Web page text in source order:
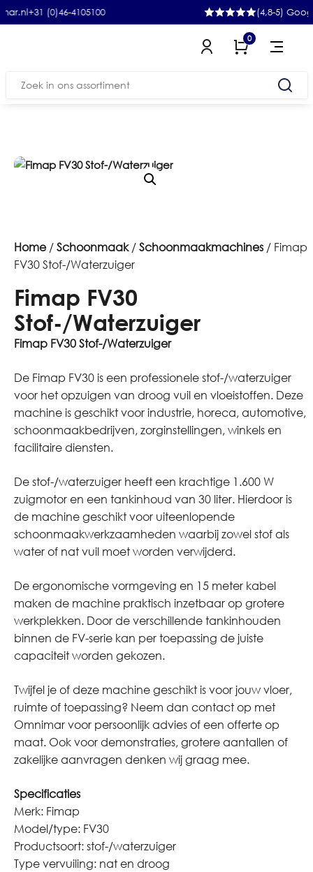
(0)46-4105100 (4,8-5) Google
0
Zoeken
Home/Schoonmaak/Schoonmaakmachines / Fimap
FV30 Stof-/Waterzuiger
Fimap FV30
Stof-/Waterzuiger
Fimap FV30 Stof-/Waterzuiger
De Fimap FV30 is een professionele stof-/waterzuiger
voor het opzuigen van droog vuil en vloeistoffen. Deze
machine is geschikt voor industrie, horeca, automotive,
schoonmaakbedrijven, zorginstellingen, winkels en
facilitaire diensten.
De stof-/waterzuiger heeft een krachtige 1.600 W
zuigmotor en een tankinhoud van 30 liter. Hierdoor is
de machine geschikt voor uiteenlopende
schoonmaakwerkzaamheden waarbij zowel stof als
water of nat vuil moet worden verwijderd.
De ergonomische vormgeving en 15 meter kabel
maken de machine praktisch inzetbaar op grotere
werkplekken. Door de verschillende tankinhouden
binnen de FV-serie kan per toepassing de juiste
capaciteit worden gekozen.
Twijfel je of deze machine geschikt is voor jouw vloer,
ruimte of toepassing? Neem dan contact op met
Omnimar voor persoonlijk advies of een offerte op
maat. Ook voor demonstraties, grotere aantallen of
zakelijke aanvragen denken wij graag mee.
Specificaties
Merk: Fimap
Model/type: FV30
Productsoort: stof-/waterzuiger
Type vervuiling: nat en droog